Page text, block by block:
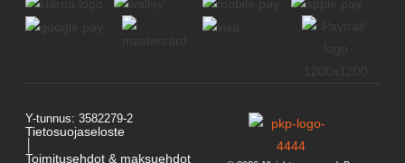
Y-tunnus: 3582279-2
Tietosuojaseloste
Toimitusehdot & maksuehdot